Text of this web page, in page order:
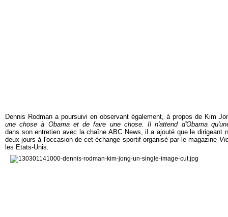
Dennis Rodman a poursuivi en observant également, à propos de Kim
une chose à Obama et de faire une chose. Il n'attend d'Obama
dans son entretien avec la chaîne ABC News, il a ajouté que le dirigeant
deux jours à l'occasion de cet échange sportif organisé par le magazine
les Etats-Unis.